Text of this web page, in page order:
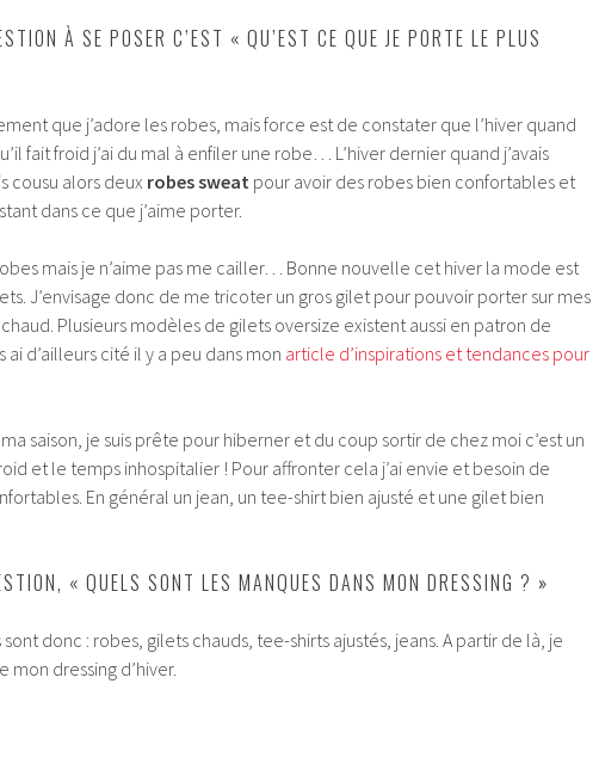
À SE POSER C’EST « QU’EST CE QUE JE PORTE LE PLUS
que j’adore les robes, mais force est de constater que l’hiver quand
fait froid j’ai du mal à enfiler une robe… L’hiver dernier quand j’avais
cousu alors deux robes sweat pour avoir des robes bien confortables et
dans ce que j’aime porter.
mais je n’aime pas me cailler… Bonne nouvelle cet hiver la mode est
J’envisage donc de me tricoter un gros gilet pour pouvoir porter sur mes
Plusieurs modèles de gilets oversize existent aussi en patron de
ai d’ailleurs cité il y a peu dans mon article d’inspirations et tendances pour
ma saison, je suis prête pour hiberner et du coup sortir de chez moi c’est un
et le temps inhospitalier ! Pour affronter cela j’ai envie et besoin de
En général un jean, un tee-shirt bien ajusté et une gilet bien
« QUELS SONT LES MANQUES DANS MON DRESSING ? »
donc : robes, gilets chauds, tee-shirts ajustés, jeans. A partir de là, je
mon dressing d’hiver.